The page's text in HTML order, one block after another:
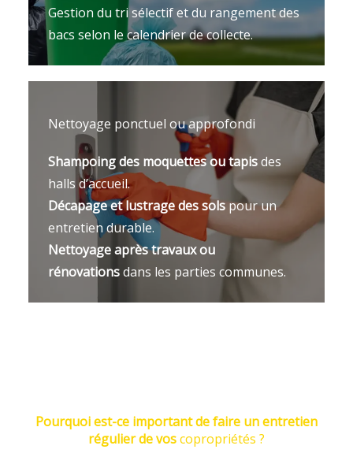
Gestion du tri sélectif et du rangement des
bacs selon le calendrier de collecte.
Nettoyage ponctuel ou approfondi
Shampoing des moquettes ou tapisdes
halls d’accueil.
Décapage et lustrage des solspour un
entretien durable.
Nettoyage après travaux ou
rénovationsdans les parties communes.
Pourquoi est-ce important de faire un entretien
régulier de voscopropriétés ?